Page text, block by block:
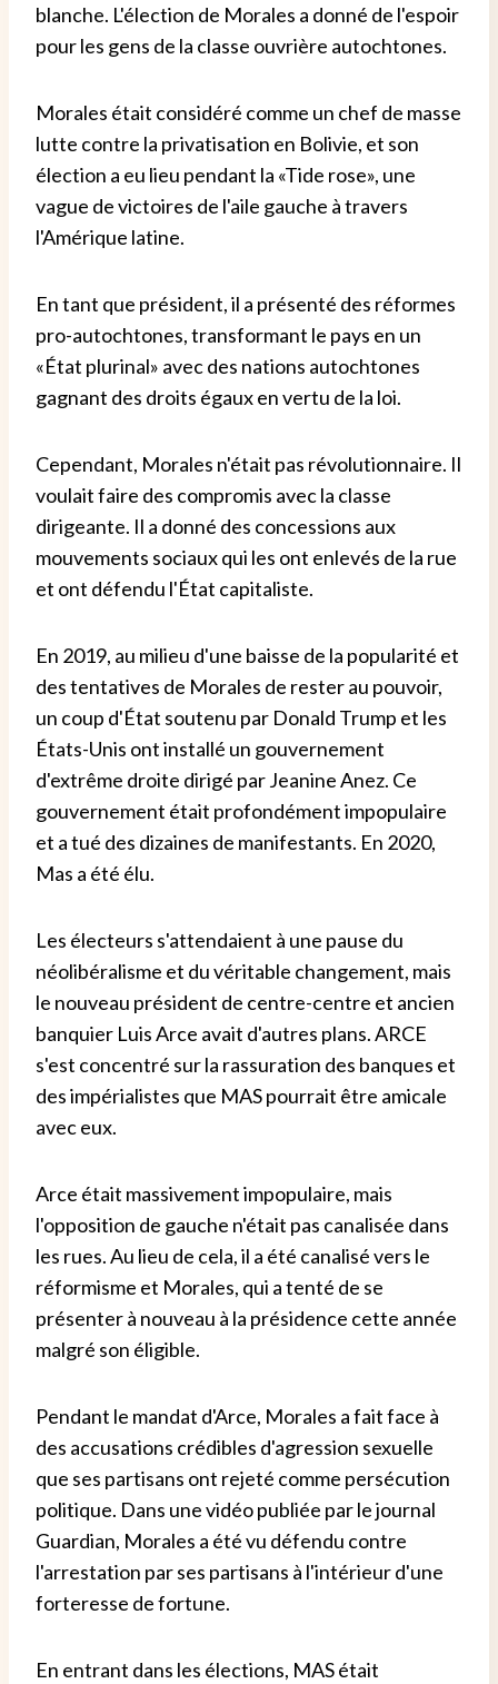
blanche. L'élection de Morales a donné de l'espoir
pour les gens de la classe ouvrière autochtones.
Morales était considéré comme un chef de masse
lutte contre la privatisation en Bolivie, et son
élection a eu lieu pendant la «Tide rose», une
vague de victoires de l'aile gauche à travers
l'Amérique latine.
En tant que président, il a présenté des réformes
pro-autochtones, transformant le pays en un
«État plurinal» avec des nations autochtones
gagnant des droits égaux en vertu de la loi.
Cependant, Morales n'était pas révolutionnaire. Il
voulait faire des compromis avec la classe
dirigeante. Il a donné des concessions aux
mouvements sociaux qui les ont enlevés de la rue
et ont défendu l'État capitaliste.
En 2019, au milieu d'une baisse de la popularité et
des tentatives de Morales de rester au pouvoir,
un coup d'État soutenu par Donald Trump et les
États-Unis ont installé un gouvernement
d'extrême droite dirigé par Jeanine Anez. Ce
gouvernement était profondément impopulaire
et a tué des dizaines de manifestants. En 2020,
Mas a été élu.
Les électeurs s'attendaient à une pause du
néolibéralisme et du véritable changement, mais
le nouveau président de centre-centre et ancien
banquier Luis Arce avait d'autres plans. ARCE
s'est concentré sur la rassuration des banques et
des impérialistes que MAS pourrait être amicale
avec eux.
Arce était massivement impopulaire, mais
l'opposition de gauche n'était pas canalisée dans
les rues. Au lieu de cela, il a été canalisé vers le
réformisme et Morales, qui a tenté de se
présenter à nouveau à la présidence cette année
malgré son éligible.
Pendant le mandat d'Arce, Morales a fait face à
des accusations crédibles d'agression sexuelle
que ses partisans ont rejeté comme persécution
politique. Dans une vidéo publiée par le journal
Guardian, Morales a été vu défendu contre
l'arrestation par ses partisans à l'intérieur d'une
forteresse de fortune.
En entrant dans les élections, MAS était